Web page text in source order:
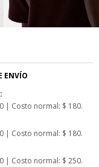
ENVÍO
| Costo normal: $ 180.
| Costo normal: $ 180.
| Costo normal: $ 250.